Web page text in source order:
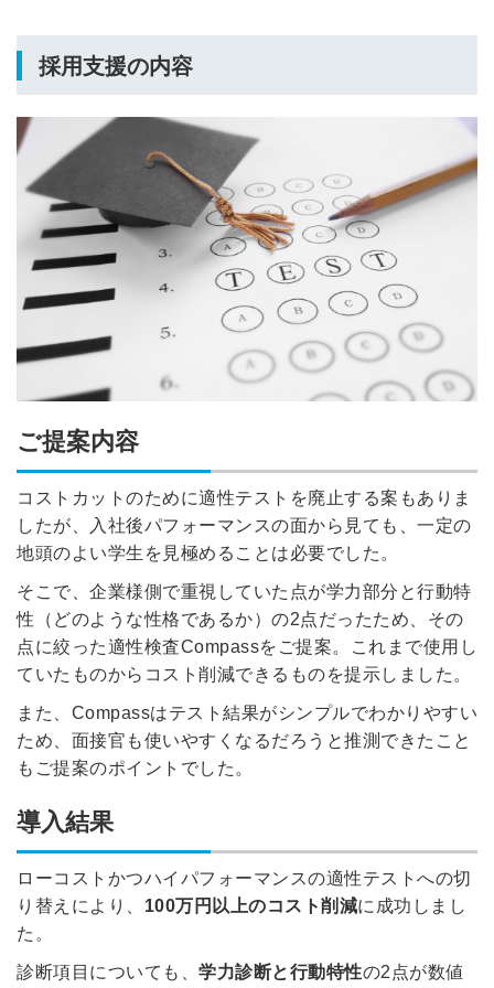
採用支援の内容
ご提案内容
コストカットのために適性テストを廃止する案もありま
したが、入社後パフォーマンスの面から見ても、一定の
地頭のよい学生を見極めることは必要でした。
そこで、企業様側で重視していた点が学力部分と行動特
性（どのような性格であるか）の2点だったため、その
点に絞った適性検査Compassをご提案。これまで使用し
ていたものからコスト削減できるものを提示しました。
また、Compassはテスト結果がシンプルでわかりやすい
ため、面接官も使いやすくなるだろうと推測できたこと
もご提案のポイントでした。
導入結果
ローコストかつハイパフォーマンスの適性テストへの切
り替えにより、 100万円以上のコスト削減に成功しまし
た。
診断項目についても、 学力診断と行動特性の2点が数値